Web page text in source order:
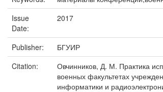
Issue
Date:
2017
Publisher:
БГУИР
Citation:
Овчинников, Д. М. Практика
военных факультетах
информатики и